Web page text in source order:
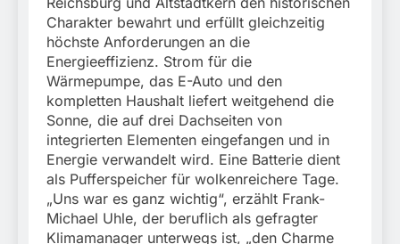
Charakter bewahrt und erfüllt gleichzeitig
höchste Anforderungen an die
Energieeffizienz. Strom für die
Wärmepumpe, das E-Auto und den
kompletten Haushalt liefert weitgehend die
Sonne, die auf drei Dachseiten von
integrierten Elementen eingefangen und in
Energie verwandelt wird. Eine Batterie dient
als Pufferspeicher für wolkenreichere Tage.
„Uns war es ganz wichtig“, erzählt Frank-
Michael Uhle, der beruflich als gefragter
Klimamanager unterwegs ist, „den Charme